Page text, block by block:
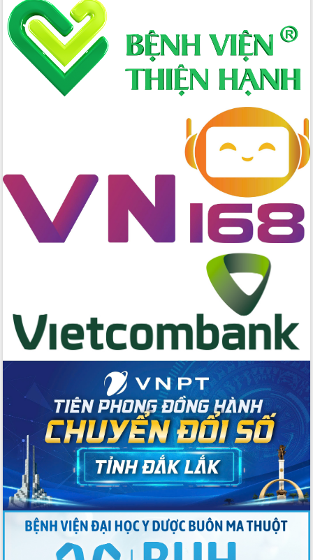
Ứng dụng sinh trắc học - Bước tiến
trong hành trình chuyển đổi số tại Đắk
Lắk
Đắk Lắk nâng cao hiệu quả công tác
Đảng từ Sổ tay đảng viên điện tử
Đắk Lắk đẩy mạnh nuôi biển công
Đắk Lắk phát động hưởng ứng Ngày
Quyền của người tiêu dùng Việt Nam
2026
Đẩy mạnh cải cách hành chính, quyết
tâm đạt được mục tiêu tăng trưởng
Huy giữ chức Bí thư Đảng ủy Ủy Ban
Nhân dân tỉnh
Bệnh án điện tử thúc đẩy chuyển đổi
số y tế tại Đắk Lắk
Chuyển đổi số thư viện: Mở rộng
không gian tri thức trong thời đại số
Đánh giá, rút kinh nghiệm công tác tổ
chức diễn tập trước ngày bầu cử
Chương trình “Gặp gỡ hữu nghị –
Friendship Meeting New Year 2026”
Bầu cử Quốc hội và HĐND: Cử tri Đắk
Lắk gửi gắm niềm tin, kỳ vọng vào lá
phiếu
Đắk Lắk sẵn sàng các điều kiện cho
Ngày hội bầu cử đại biểu Quốc hội
khóa XVI và HĐND các cấp nhiệm kỳ